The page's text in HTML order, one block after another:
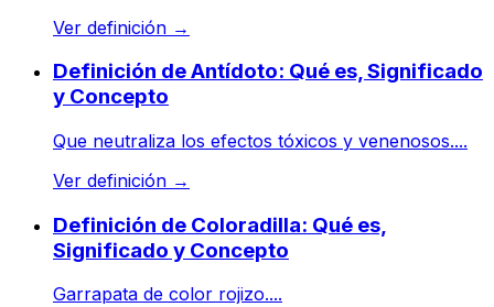
Ver definición →
Definición de Antídoto: Qué es, Significado
y Concepto
Que neutraliza los efectos tóxicos y venenosos....
Ver definición →
Definición de Coloradilla: Qué es,
Significado y Concepto
Garrapata de color rojizo....